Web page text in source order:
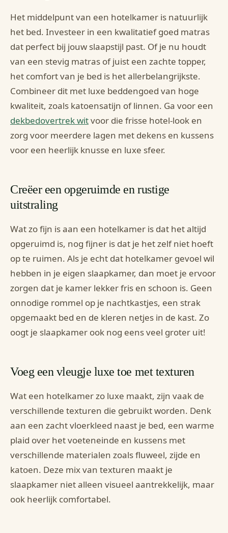
Het middelpunt van een hotelkamer is natuurlijk
het bed. Investeer in een kwalitatief goed matras
dat perfect bij jouw slaapstijl past. Of je nu houdt
van een stevig matras of juist een zachte topper,
het comfort van je bed is het allerbelangrijkste.
Combineer dit met luxe beddengoed van hoge
kwaliteit, zoals katoensatijn of linnen. Ga voor een
dekbedovertrek witvoor die frisse hotel-look en
zorg voor meerdere lagen met dekens en kussens
voor een heerlijk knusse en luxe sfeer.
Creëer een opgeruimde en rustige
uitstraling
Wat zo fijn is aan een hotelkamer is dat het altijd
opgeruimd is, nog fijner is dat je het zelf niet hoeft
op te ruimen. Als je echt dat hotelkamer gevoel wil
hebben in je eigen slaapkamer, dan moet je ervoor
zorgen dat je kamer lekker fris en schoon is. Geen
onnodige rommel op je nachtkastjes, een strak
opgemaakt bed en de kleren netjes in de kast. Zo
oogt je slaapkamer ook nog eens veel groter uit!
Voeg een vleugje luxe toe met texturen
Wat een hotelkamer zo luxe maakt, zijn vaak de
verschillende texturen die gebruikt worden. Denk
aan een zacht vloerkleed naast je bed, een warme
plaid over het voeteneinde en kussens met
verschillende materialen zoals fluweel, zijde en
katoen. Deze mix van texturen maakt je
slaapkamer niet alleen visueel aantrekkelijk, maar
ook heerlijk comfortabel.